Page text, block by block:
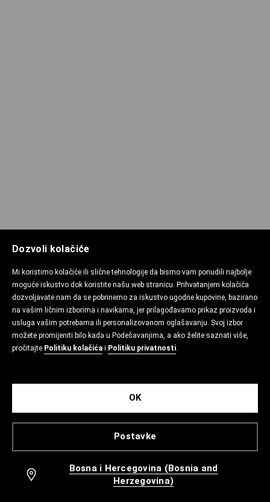
Dozvoli kolačiće
Mi koristimo kolačiće ili slične tehnologije da bismo vam ponudili najbolje
moguće iskustvo dok koristite našu web stranicu. Prihvatanjem kolačića
dozvoljavate nam da se pobrinemo za iskustvo ugodne kupovine, bazirano
na vašim ličnim izborima i navikama, jer prilagođavamo prikaz proizvoda i
usluga vašim potrebama ili personalizovanom oglašavanju. Svoj izbor
možete promijeniti bilo kada u Podešavanjima, a ako želite saznati više,
pročitajte Politiku kolačića i Politiku privatnosti.
Postavke
OK
Bosna i Hercegovina (Bosnia and
Herzegovina)